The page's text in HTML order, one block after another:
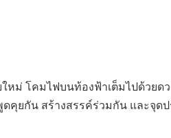
หม่ โคมไฟบนท้องฟ้าเต็มไปด้วยด
ยกัน สร้างสรรค์ร่วมกัน และจุดป